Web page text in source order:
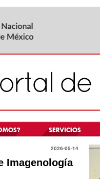
2026-05-14
Imagenología